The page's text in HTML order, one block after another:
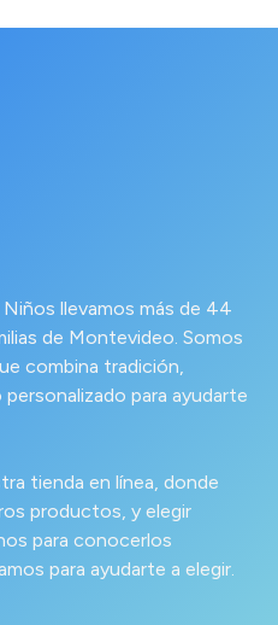
llevamos más de 44
de Montevideo. Somos
combina tradición,
para ayudarte
tienda en línea, donde
productos, y elegir
para conocerlos
para ayudarte a elegir.